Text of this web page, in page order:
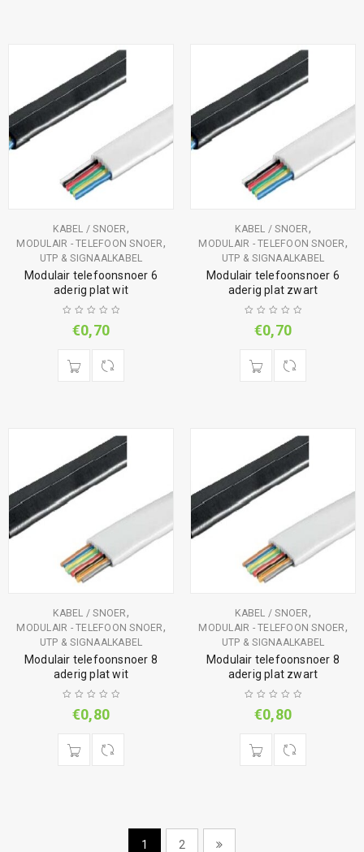
KABEL / SNOER,
MODULAIR - TELEFOON SNOER,
UTP & SIGNAALKABEL
Modulair telefoonsnoer 6
aderig plat wit
€0,70
KABEL / SNOER,
MODULAIR - TELEFOON SNOER,
UTP & SIGNAALKABEL
Modulair telefoonsnoer 6
aderig plat zwart
€0,70
KABEL / SNOER,
MODULAIR - TELEFOON SNOER,
UTP & SIGNAALKABEL
Modulair telefoonsnoer 8
aderig plat wit
€0,80
KABEL / SNOER,
MODULAIR - TELEFOON SNOER,
UTP & SIGNAALKABEL
Modulair telefoonsnoer 8
aderig plat zwart
€0,80
1 2